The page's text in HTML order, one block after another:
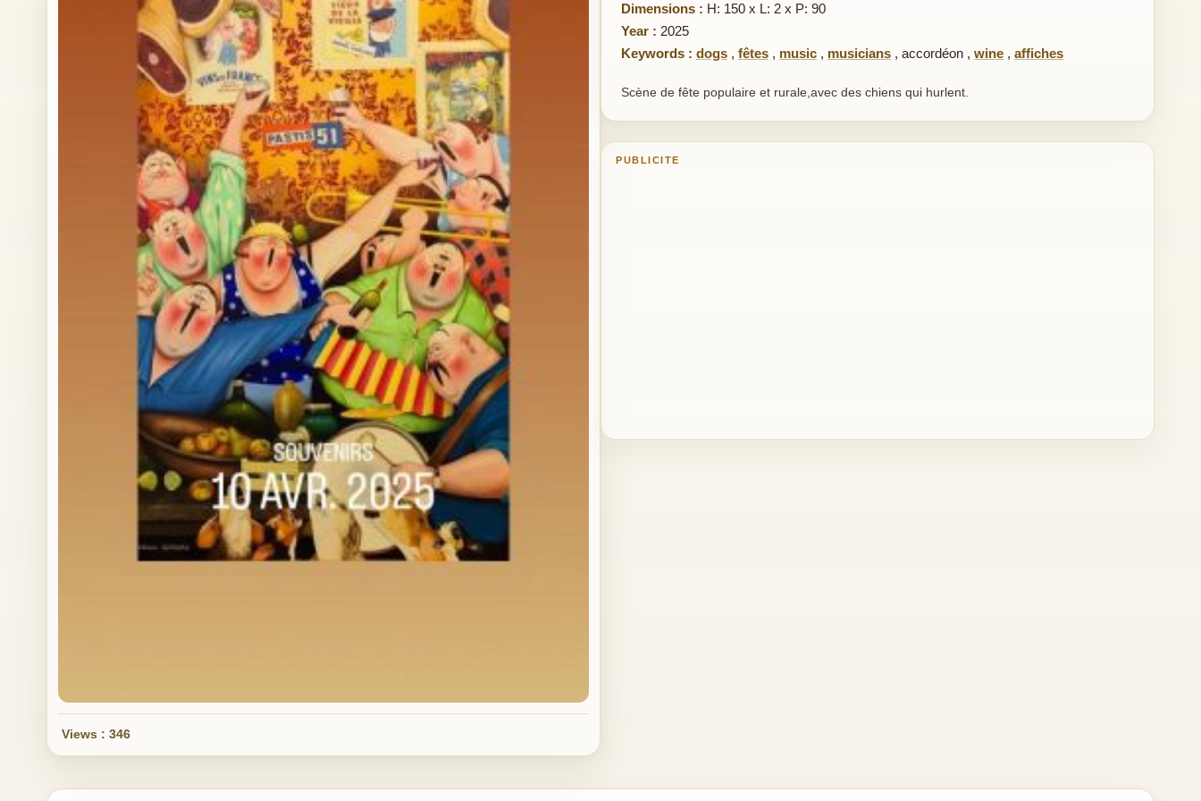
Views : 346
Dimensions : H: 150 x L: 2 x P: 90
Year : 2025
Keywords : dogs , fêtes , music , musicians , accordéon , wine , affiches
Scène de fête populaire et rurale,avec des chiens qui hurlent.
PUBLICITE